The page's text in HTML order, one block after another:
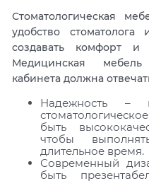
Стоматологическая
удобство
создавать комфорт и
Медицинская мебель
кабинета должна
Надежность
быть
чтобы
длительное время.
Современный
быть